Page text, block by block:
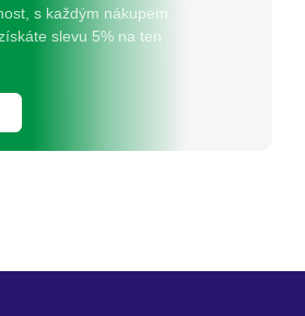
s každým nákupem
slevu 5% na ten